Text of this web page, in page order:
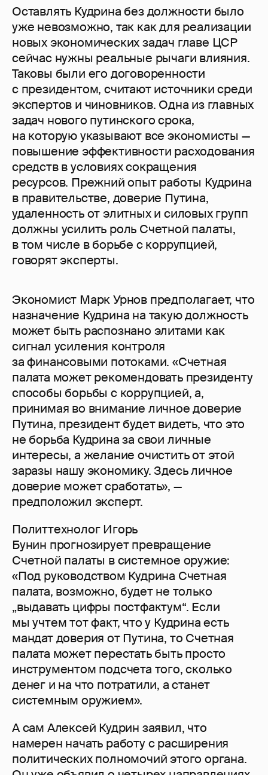
Оставлять Кудрина без должности было
уже невозможно, так как для реализации
новых экономических задач главе ЦСР
сейчас нужны реальные рычаги влияния.
Таковы были его договоренности
с президентом, считают источники среди
экспертов и чиновников. Одна из главных
задач нового путинского срока,
на которую указывают все экономисты —
повышение эффективности расходования
средств в условиях сокращения
ресурсов. Прежний опыт работы Кудрина
в правительстве, доверие Путина,
удаленность от элитных и силовых групп
должны усилить роль Счетной палаты,
в том числе в борьбе с коррупцией,
говорят эксперты.
Экономист Марк Урнов предполагает, что
назначение Кудрина на такую должность
может быть распознано элитами как
сигнал усиления контроля
за финансовыми потоками. «Счетная
палата может рекомендовать президенту
способы борьбы с коррупцией, а,
принимая во внимание личное доверие
Путина, президент будет видеть, что это
не борьба Кудрина за свои личные
интересы, а желание очистить от этой
заразы нашу экономику. Здесь личное
доверие может сработать», —
предположил эксперт.
Политтехнолог Игорь
Бунин прогнозирует превращение
Счетной палаты в системное оружие:
«Под руководством Кудрина Счетная
палата, возможно, будет не только
„выдавать цифры постфактум“. Если
мы учтем тот факт, что у Кудрина есть
мандат доверия от Путина, то Счетная
палата может перестать быть просто
инструментом подсчета того, сколько
денег и на что потратили, а станет
системным оружием».
А сам Алексей Кудрин заявил, что
намерен начать работу с расширения
политических полномочий этого органа.